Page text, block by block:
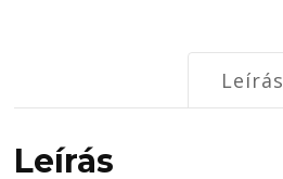
Leírás
Leírás